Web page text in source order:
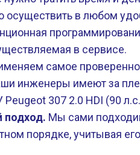
осуществить в любом
в сервисе.
самое
инженеры имеют за
307 2.0 HDI (90
подход. Мы сами
порядке, учитывая